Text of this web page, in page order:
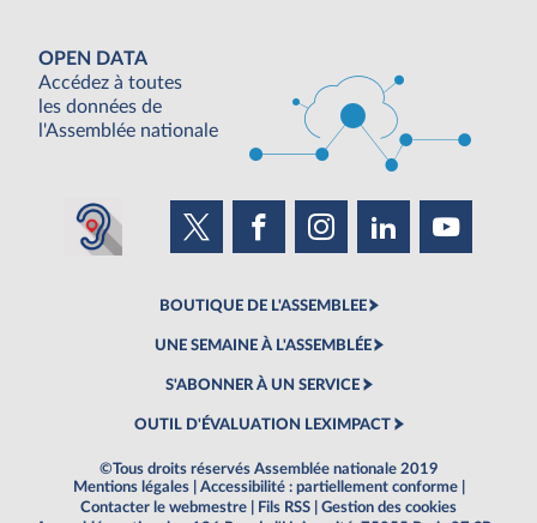
OPEN DATA
Accédez à toutes
les données de
l'Assemblée nationale
BOUTIQUE DE L'ASSEMBLEE
UNE SEMAINE À L'ASSEMBLÉE
S'ABONNER À UN SERVICE
OUTIL D'ÉVALUATION LEXIMPACT
©Tous droits réservés Assemblée nationale 2019
Mentions légales
Accessibilité : partiellement conforme
Contacter le webmestre
Fils RSS
Gestion des cookies